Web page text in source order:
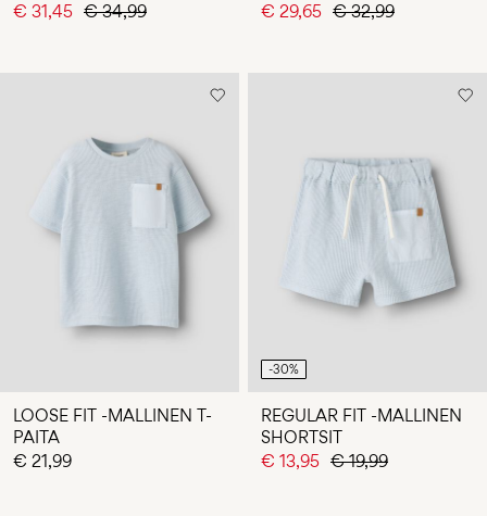
€ 31,45 € 34,99
€ 29,65 € 32,99
LOOSE FIT -MALLINEN T-
PAITA
€ 21,99
-30%
REGULAR FIT -MALLINEN
SHORTSIT
€ 13,95 € 19,99